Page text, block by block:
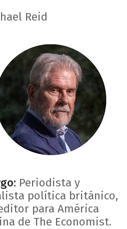
Reid
Periodista y
política británico,
para América
de The Economist.